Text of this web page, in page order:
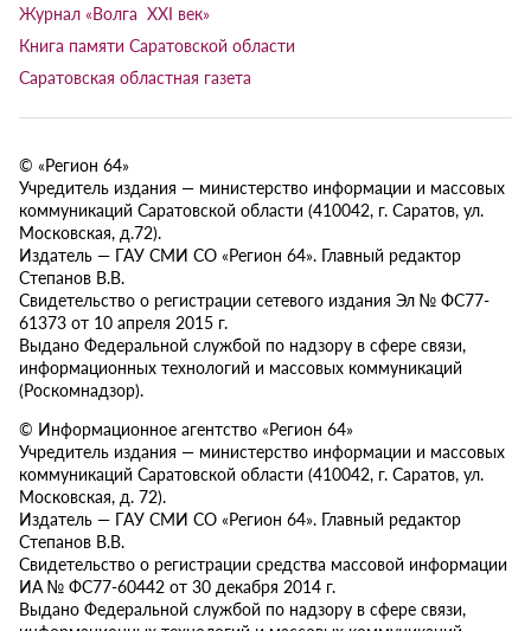
Журнал «Волга XXI век»
Книга памяти Саратовской области
Саратовская областная газета
© «Регион 64»
Учредитель издания — министерство информации и массовых
коммуникаций Саратовской области (410042, г. Саратов, ул.
Московская, д.72).
Издатель — ГАУ СМИ СО «Регион 64». Главный редактор
Степанов В.В.
Свидетельство о регистрации сетевого издания Эл № ФС77-
61373 от 10 апреля 2015 г.
Выдано Федеральной службой по надзору в сфере связи,
информационных технологий и массовых коммуникаций
(Роскомнадзор).
© Информационное агентство «Регион 64»
Учредитель издания — министерство информации и массовых
коммуникаций Саратовской области (410042, г. Саратов, ул.
Московская, д. 72).
Издатель — ГАУ СМИ СО «Регион 64». Главный редактор
Степанов В.В.
Свидетельство о регистрации средства массовой информации
ИА № ФС77-60442 от 30 декабря 2014 г.
Выдано Федеральной службой по надзору в сфере связи,